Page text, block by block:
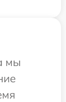
мы